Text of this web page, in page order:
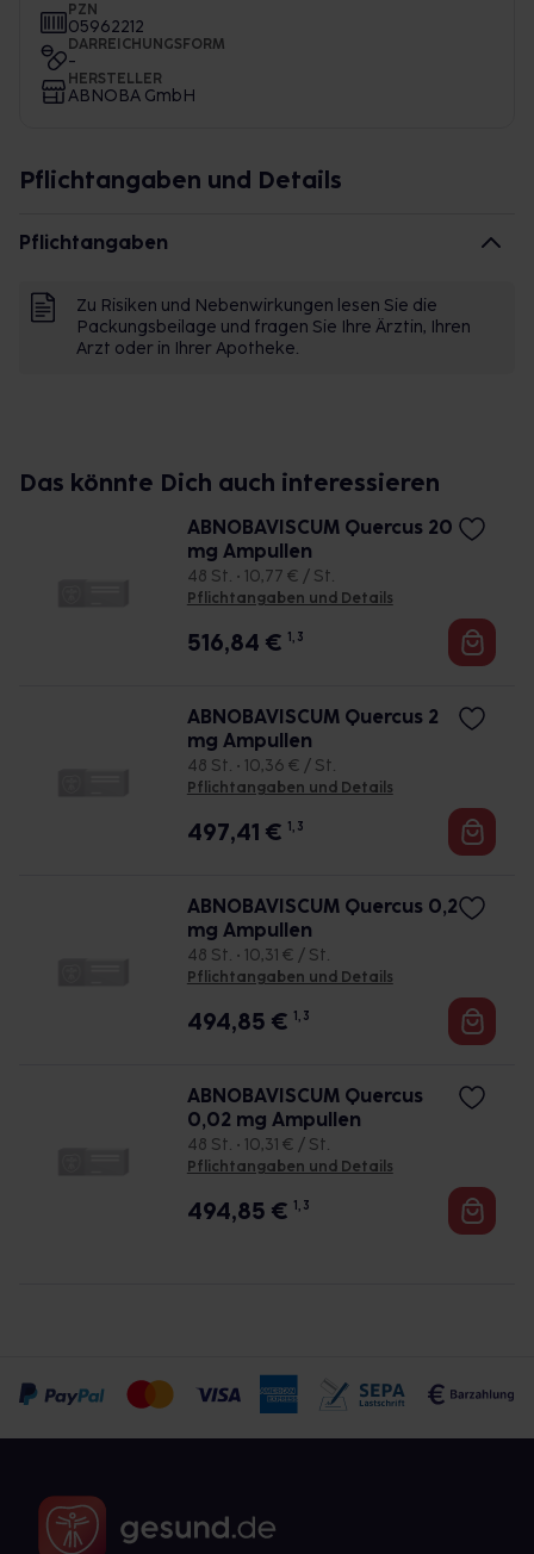
PZN
05962212
DARREICHUNGSFORM
-
HERSTELLER
ABNOBA GmbH
Pflichtangaben und Details
Pflichtangaben
Zu Risiken und Nebenwirkungen lesen Sie die
Packungsbeilage und fragen Sie Ihre Ärztin, Ihren
Arzt oder in Ihrer Apotheke.
Das könnte Dich auch interessieren
ABNOBAVISCUM Quercus 20
mg Ampullen
48 St. • 10,77 € / St.
Pflichtangaben und Details
516,84 € 1, 3
ABNOBAVISCUM Quercus 2
mg Ampullen
48 St. • 10,36 € / St.
Pflichtangaben und Details
497,41 € 1, 3
ABNOBAVISCUM Quercus 0,2
mg Ampullen
48 St. • 10,31 € / St.
Pflichtangaben und Details
494,85 € 1, 3
ABNOBAVISCUM Quercus
0,02 mg Ampullen
48 St. • 10,31 € / St.
Pflichtangaben und Details
494,85 € 1, 3